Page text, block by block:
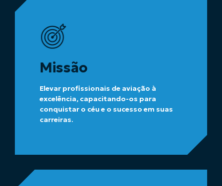
Missão
Elevar profissionais de aviação à
excelência, capacitando-os para
conquistar o céu e o sucesso em suas
carreiras.